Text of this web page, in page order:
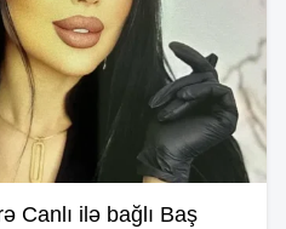
Canlı ilə bağlı Baş